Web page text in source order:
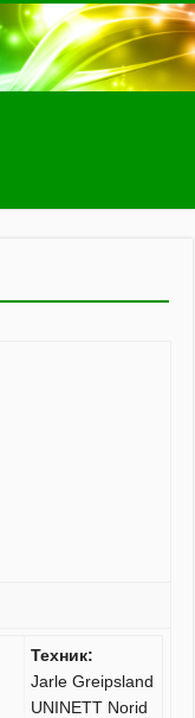
Техник:
Jarle Greipsland
UNINETT Norid